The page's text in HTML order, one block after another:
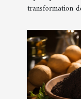
transformation